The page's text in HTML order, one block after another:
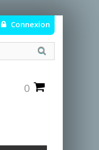
Connexion
0